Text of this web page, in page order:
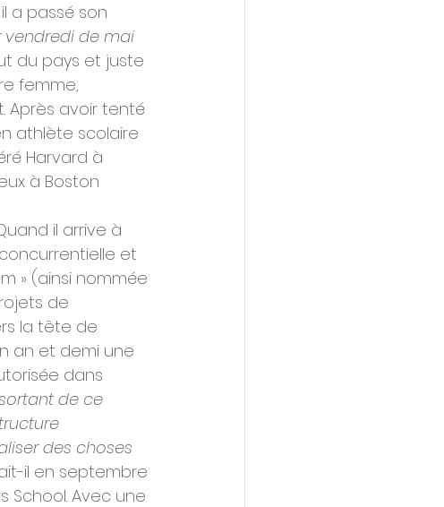
a passé son
vendredi de mai
du pays et juste
femme,
Après avoir tenté
athlète scolaire
Harvard à
à Boston
il arrive à
et
» (ainsi nommée
de
la tête de
an et demi une
dans
sortant de ce
des choses
il en septembre
School. Avec une